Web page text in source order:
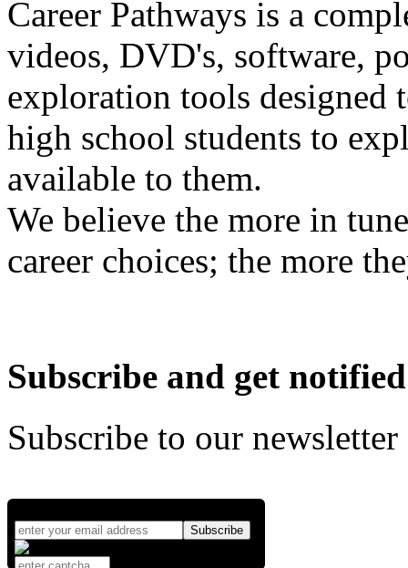
Career Pathways is a
videos, DVD's, software,
exploration tools designed
high school students to
available to them.
We believe the more in
career choices; the more
Subscribe and get notified
Subscribe to our